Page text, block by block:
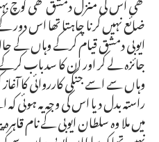
ضائع نہیں کرنا چاہتا تھا اس
ایوبی دمشق قیام کرکے وہاں کے
جائزہ لے کر اور ان کا سدباب
وہاں سے اسے جنگی کارروائی کا
راستہ بدل دیا اس کی وجہ یہ ہوئی
میں ملا وہ سلطان ایوبی کے نام